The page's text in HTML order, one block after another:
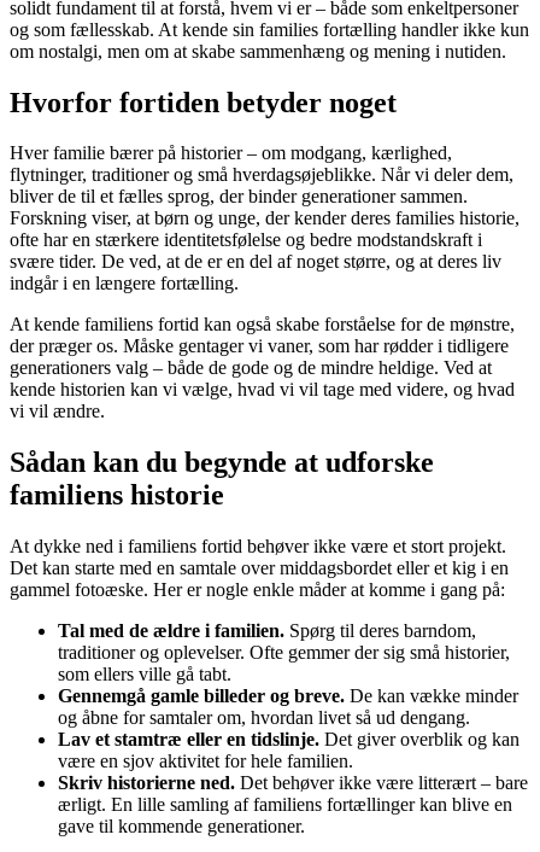
solidt fundament til at forstå, hvem vi er – både som enkeltpersoner
og som fællesskab. At kende sin families fortælling handler ikke kun
om nostalgi, men om at skabe sammenhæng og mening i nutiden.
Hvorfor fortiden betyder noget
Hver familie bærer på historier – om modgang, kærlighed,
flytninger, traditioner og små hverdagsøjeblikke. Når vi deler dem,
bliver de til et fælles sprog, der binder generationer sammen.
Forskning viser, at børn og unge, der kender deres families historie,
ofte har en stærkere identitetsfølelse og bedre modstandskraft i
svære tider. De ved, at de er en del af noget større, og at deres liv
indgår i en længere fortælling.
At kende familiens fortid kan også skabe forståelse for de mønstre,
der præger os. Måske gentager vi vaner, som har rødder i tidligere
generationers valg – både de gode og de mindre heldige. Ved at
kende historien kan vi vælge, hvad vi vil tage med videre, og hvad
vi vil ændre.
Sådan kan du begynde at udforske
familiens historie
At dykke ned i familiens fortid behøver ikke være et stort projekt.
Det kan starte med en samtale over middagsbordet eller et kig i en
gammel fotoæske. Her er nogle enkle måder at komme i gang på:
Tal med de ældre i familien. Spørg til deres barndom,
traditioner og oplevelser. Ofte gemmer der sig små historier,
som ellers ville gå tabt.
Gennemgå gamle billeder og breve. De kan vække minder
og åbne for samtaler om, hvordan livet så ud dengang.
Lav et stamtræ eller en tidslinje. Det giver overblik og kan
være en sjov aktivitet for hele familien.
Skriv historierne ned. Det behøver ikke være litterært – bare
ærligt. En lille samling af familiens fortællinger kan blive en
gave til kommende generationer.